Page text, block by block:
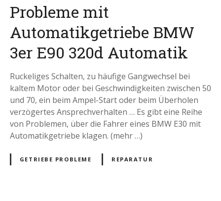
Probleme mit
Automatikgetriebe BMW
3er E90 320d Automatik
Ruckeliges Schalten, zu häufige Gangwechsel bei
kaltem Motor oder bei Geschwindigkeiten zwischen 50
und 70, ein beim Ampel-Start oder beim Überholen
verzögertes Ansprechverhalten … Es gibt eine Reihe
von Problemen, über die Fahrer eines BMW E30 mit
Automatikgetriebe klagen. (mehr …)
GETRIEBE PROBLEME REPARATUR